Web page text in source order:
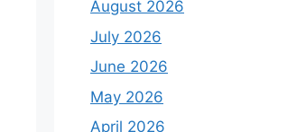
August 2026
July 2026
June 2026
May 2026
April 2026